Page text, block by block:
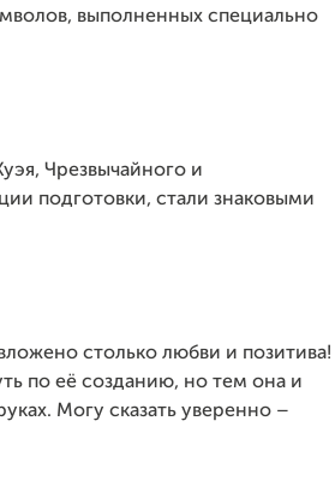
выполненных специально
Чрезвычайного и
подготовки, стали знаковыми
столько любви и позитива!
по её созданию, но тем она и
Могу сказать уверенно –